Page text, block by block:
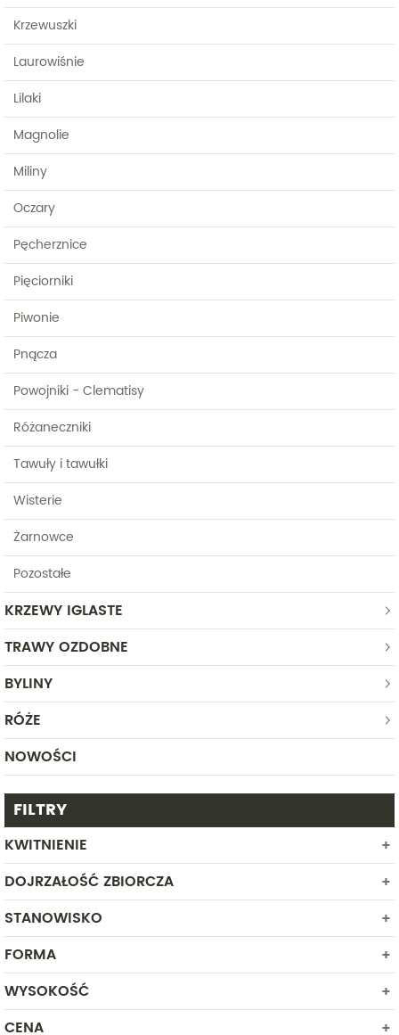
Krzewuszki
Laurowiśnie
Lilaki
Magnolie
Miliny
Oczary
Pęcherznice
Pięciorniki
Piwonie
Pnącza
Powojniki - Clematisy
Różaneczniki
Tawuły i tawułki
Wisterie
Żarnowce
Pozostałe
KRZEWY IGLASTE
TRAWY OZDOBNE
BYLINY
RÓŻE
NOWOŚCI
FILTRY
KWITNIENIE
MARZEC
KWIECIEŃ
MAJ
CZERWIEC
LIPIEC
DOJRZAŁOŚĆ ZBIORCZA
SIERPIEŃ
WRZESIEŃ
PAŹDZIERNIK
LISTOPAD
STANOWISKO
PÓŁCIEŃ
SŁONECZNE
FORMA
ROŚLINA W POJEMNIKU
WYSOKOŚĆ
CENA